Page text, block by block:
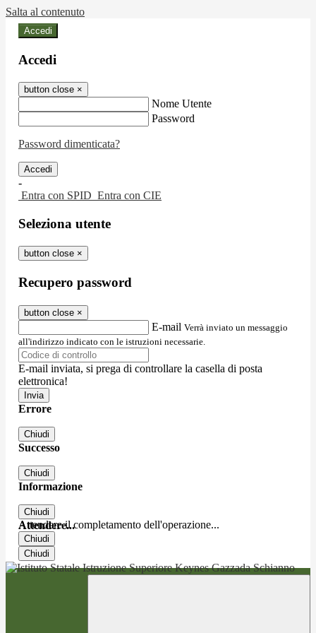
Salta al contenuto
Accedi
Accedi
button close ×
Nome Utente
Password
Password dimenticata?
-
Entra con SPID Entra con CIE
Seleziona utente
button close ×
Recupero password
button close ×
E-mail Verrà inviato un messaggio
all'indirizzo indicato con le istruzioni necessarie.
E-mail inviata, si prega di controllare la casella di posta
elettronica!
Errore
Chiudi
Successo
Chiudi
Informazione
Chiudi
Attendere...
Attendere il completamento dell'operazione...
Chiudi
Chiudi